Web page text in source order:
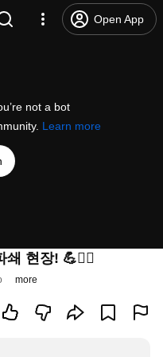
Open App
not a bot
Learn more
현장! 💪👷‍♂️
more